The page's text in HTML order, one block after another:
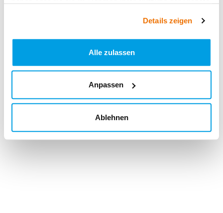
Details zeigen
Alle zulassen
Anpassen
Ablehnen